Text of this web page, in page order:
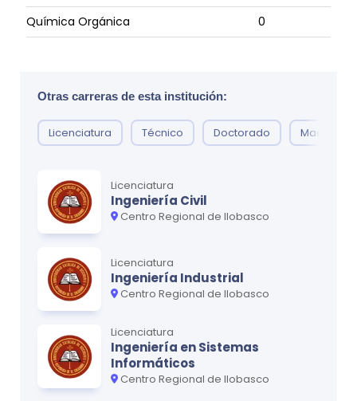
Química Orgánica
0
3
MATERIA
Anatomía Humana
Bioquímica
Métodos y Técnicas de Investigación
Microbiología y Parasitología
Estadística
0
Otras carreras de esta institución:
Licenciatura Técnico Doctorado Maestría
Licenciatura
Ingeniería Civil
Centro Regional de Ilobasco
Licenciatura
Ingeniería Industrial
Centro Regional de Ilobasco
Licenciatura
Ingeniería en Sistemas
Informáticos
Centro Regional de Ilobasco